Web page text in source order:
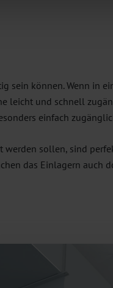
sein können. Wenn in
leicht und schnell
einfach
sollen, sind
das Einlagern auch